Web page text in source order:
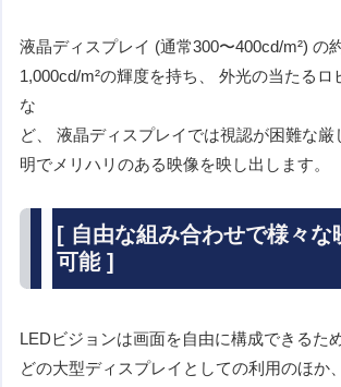
液晶ディスプレイ (通常300〜400cd/m²) の
1,000cd/m²の輝度を持ち、 外光の当たるロ
な
ど、 液晶ディスプレイでは視認が困難な
明でメリハリのある映像を映し出します。
[ 自由な組み合わせで様々な
可能 ]
LEDビジョンは画面を自由に構成できるた
どの大型ディスプレイとしての利用のほか